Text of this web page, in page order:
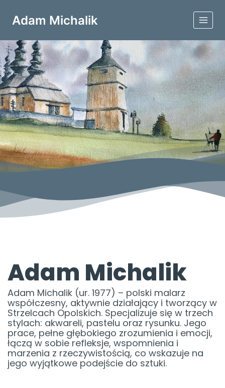
Adam Michalik
Adam Michalik
Adam Michalik (ur. 1977) – polski malarz
współczesny, aktywnie działający i tworzący w
Strzelcach Opolskich. Specjalizuje się w trzech
stylach: akwareli, pastelu oraz rysunku. Jego
prace, pełne głębokiego zrozumienia i emocji,
łączą w sobie refleksje, wspomnienia i
marzenia z rzeczywistością, co wskazuje na
jego wyjątkowe podejście do sztuki.